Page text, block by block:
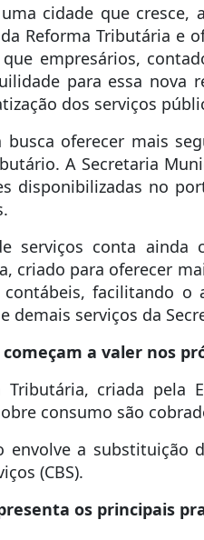
cidade que
Reforma Tributária e
empresários,
para essa nova
dos serviços
busca oferecer mais
A Secretaria
disponibilizadas no
serviços conta ainda
criado para oferecer
facilitando o
demais serviços da
a valer nos
Tributária, criada pela
consumo são
envolve a substituição
(CBS).
os principais